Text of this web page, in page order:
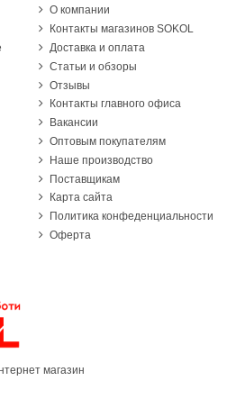
О компании
Контакты магазинов SOKOL
Доставка и оплата
Статьи и обзоры
Отзывы
Контакты главного офиса
Вакансии
Оптовым покупателям
Наше производство
Поставщикам
Карта сайта
Политика конфеденциальности
Оферта
магазин